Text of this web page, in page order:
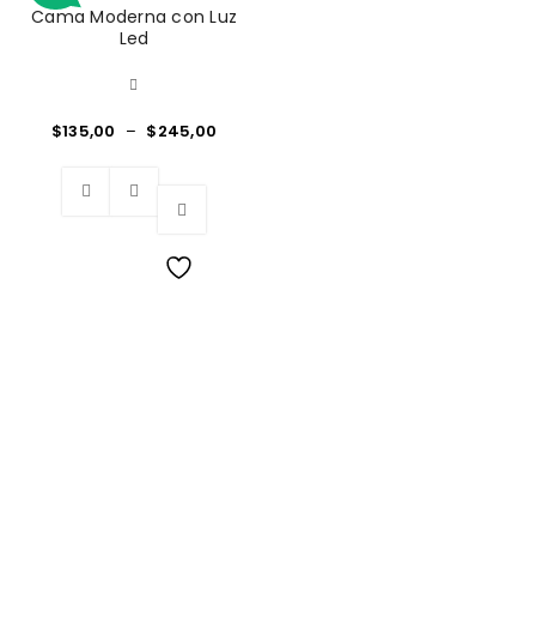
Cama Moderna con Luz
Led
$135,00 – $245,00